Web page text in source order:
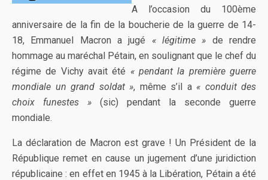
A l’occasion du 100ème
anniversaire de la fin de la boucherie de la guerre de 14-
18, Emmanuel Macron a jugé « légitime » de rendre
hommage au maréchal Pétain, en soulignant que le chef du
régime de Vichy avait été « pendant la première guerre
mondiale un grand soldat », même s’il a « conduit des
choix funestes » (sic) pendant la seconde guerre
mondiale.
La déclaration de Macron est grave ! Un Président de la
République remet en cause un jugement d’une juridiction
républicaine : en effet en 1945 à la Libération, Pétain a été